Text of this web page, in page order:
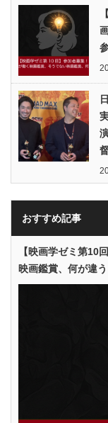
おすすめ記事
【映画学ゼミ第10
映画鑑賞、何が違